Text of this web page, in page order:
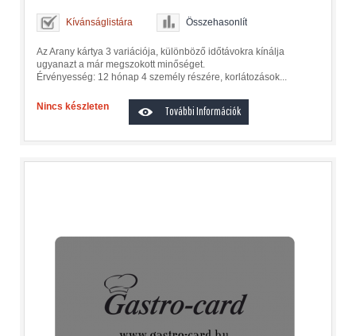
Kívánságlistára Összehasonlít
Az Arany kártya 3 variációja, különböző időtávokra kínálja
ugyanazt a már megszokott minőséget.
Érvényesség: 12 hónap 4 személy részére, korlátozások...
Nincs készleten További Információk